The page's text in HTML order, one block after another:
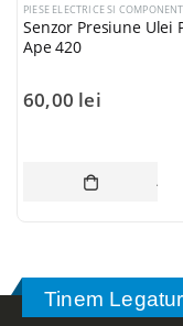
PIESE ELECTRICE SI
Senzor Presiune Ulei
Ape 420
60,00 lei
Tinem